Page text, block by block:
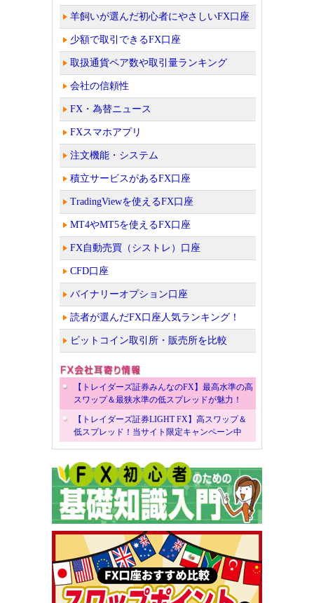
羊飼いが選んだ初心者にやさしいFX口座
少額で取引できるFX口座
取扱通貨ペア数や取引量ランキング
会社の信頼性
FX・為替ニュース
FXスマホアプリ
注文機能・システム
積立サービスがあるFX口座
TradingViewを使えるFX口座
MT4やMT5を使えるFX口座
FX自動売買（シストレ）口座
CFD口座
バイナリーオプション口座
読者が選んだFX口座人気ランキング！
ビットコイン取引所・販売所を比較
【トレイダーズ証券みんなのFX】最高水準の高
スワップ＆最狭水準の低スプレッドが魅力！
【トレイダーズ証券LIGHT FX】高スワップ＆
低スプレッド！当サイト限定キャンペーン中